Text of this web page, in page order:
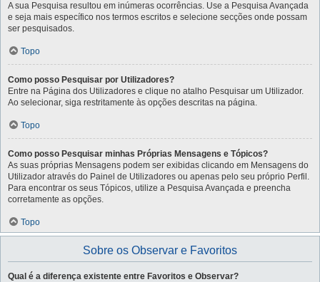
A sua Pesquisa resultou em inúmeras ocorrências. Use a Pesquisa Avançada
e seja mais específico nos termos escritos e selecione secções onde possam
ser pesquisados.
Topo
Como posso Pesquisar por Utilizadores?
Entre na Página dos Utilizadores e clique no atalho Pesquisar um Utilizador.
Ao selecionar, siga restritamente às opções descritas na página.
Topo
Como posso Pesquisar minhas Próprias Mensagens e Tópicos?
As suas próprias Mensagens podem ser exibidas clicando em Mensagens do
Utilizador através do Painel de Utilizadores ou apenas pelo seu próprio Perfil.
Para encontrar os seus Tópicos, utilize a Pesquisa Avançada e preencha
corretamente as opções.
Topo
Sobre os Observar e Favoritos
Qual é a diferença existente entre Favoritos e Observar?